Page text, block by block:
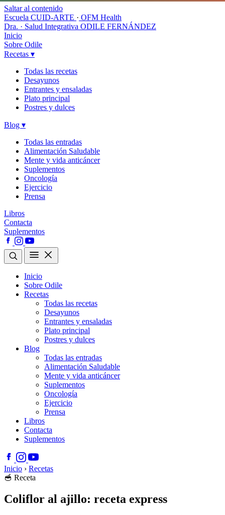
Saltar al contenido
Escuela CUID-ARTE · OFM Health
Dra. · Salud Integrativa ODILE FERNÁNDEZ
Inicio
Sobre Odile
Recetas ▾
Todas las recetas
Desayunos
Entrantes y ensaladas
Plato principal
Postres y dulces
Blog ▾
Todas las entradas
Alimentación Saludable
Mente y vida anticáncer
Suplementos
Oncología
Ejercicio
Prensa
Libros
Contacta
Suplementos
Inicio
Sobre Odile
Recetas
Todas las recetas
Desayunos
Entrantes y ensaladas
Plato principal
Postres y dulces
Blog
Todas las entradas
Alimentación Saludable
Mente y vida anticáncer
Suplementos
Oncología
Ejercicio
Prensa
Libros
Contacta
Suplementos
Inicio › Recetas
🥣 Receta
Coliflor al ajillo: receta express